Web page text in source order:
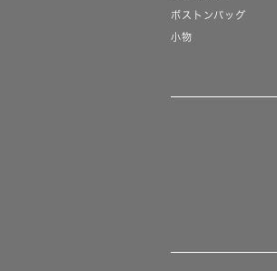
ボストンバッグ
小物